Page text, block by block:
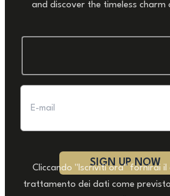
and discover the timeless charm
Cliccando "Iscriviti ora" fornirai il
trattamento dei dati come